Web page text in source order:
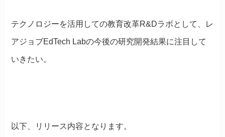
テクノロジーを活用しての教育改革R&Dラボとして、レ
アジョブEdTech Labの今後の研究開発結果に注目して
いきたい。
以下、リリース内容となります。